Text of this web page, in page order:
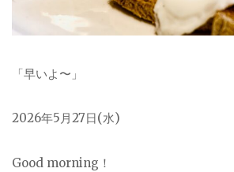
「早いよ〜」
2026年5月27日(水)
Good morning！